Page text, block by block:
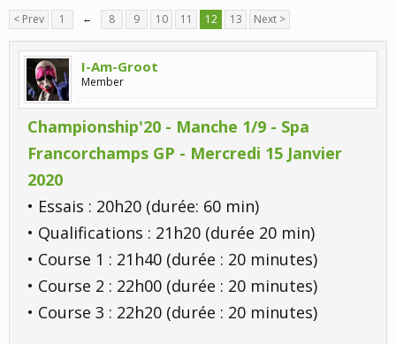
< Prev 1 ← 8 9 10 11 12 13 Next >
I-Am-Groot
Member
Championship'20 - Manche 1/9 - Spa
Francorchamps GP - Mercredi 15 Janvier
2020
• Essais : 20h20 (durée: 60 min)
• Qualifications : 21h20 (durée 20 min)
• Course 1 : 21h40 (durée : 20 minutes)
• Course 2 : 22h00 (durée : 20 minutes)
• Course 3 : 22h20 (durée : 20 minutes)